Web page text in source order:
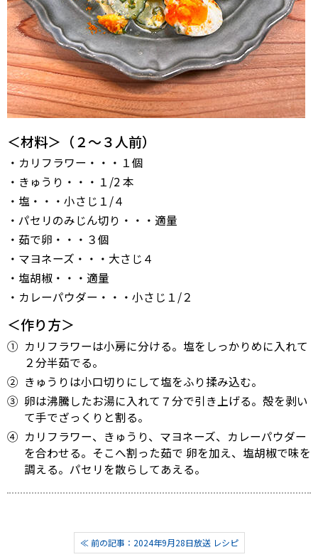
＜材料＞（２〜３人前）
・カリフラワー・・・１個
・きゅうり・・・１/2 本
・塩・・・小さじ１/４
・パセリのみじん切り・・・適量
・茹で卵・・・３個
・マヨネーズ・・・大さじ４
・塩胡椒・・・適量
・カレーパウダー・・・小さじ１/２
＜作り方＞
① カリフラワーは小房に分ける。塩をしっかりめに入れて
２分半茹でる。
② きゅうりは小口切りにして塩をふり揉み込む。
③ 卵は沸騰したお湯に入れて７分で引き上げる。殻を剥い
て手でざっくりと割る。
④ カリフラワー、きゅうり、マヨネーズ、カレーパウダー
を合わせる。そこへ割った茹で 卵を加え、塩胡椒で味を
調える。パセリを散らしてあえる。
≪ 前の記事：2024年9月28日放送 レシピ